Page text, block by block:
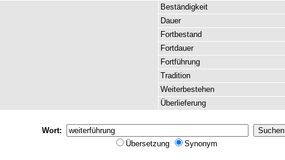
Beständigkeit
Dauer
Fortbestand
Fortdauer
Fortführung
Tradition
Weiterbestehen
Überlieferung
Wort:
Übersetzung
Synonym